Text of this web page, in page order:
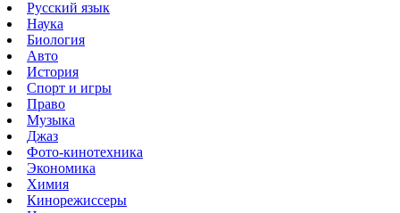
Русский язык
Наука
Биология
Авто
История
Спорт и игры
Право
Музыка
Джаз
Фото-кинотехника
Экономика
Химия
Кинорежиссеры